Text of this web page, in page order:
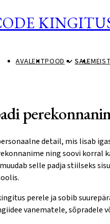
AVALEHTPOOD SALE
detail, mis lisab
ning soovi korral
selle padja stiilseks
perele ja sobib
vanematele, sõpradele